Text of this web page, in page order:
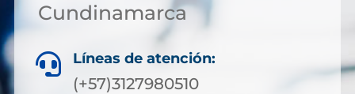
Cundinamarca
 Líneas de atención:
(+57)3127980510